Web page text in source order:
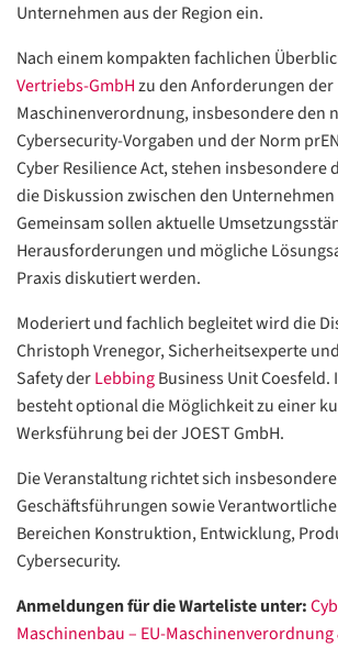
Unternehmen aus der Region ein.
Nach einem kompakten fachlichen
Vertriebs-GmbHzu den Anforderungen der
Maschinenverordnung, insbesondere den
Cybersecurity-Vorgaben und der Norm
Cyber Resilience Act, stehen insbesondere
die Diskussion zwischen den
Gemeinsam sollen aktuelle
Herausforderungen und mögliche
Praxis diskutiert werden.
Moderiert und fachlich begleitet wird die
Christoph Vrenegor, Sicherheitsexperte
Safety derLebbingBusiness Unit Coesfeld.
besteht optional die Möglichkeit zu einer
Werksführung bei der JOEST GmbH.
Die Veranstaltung richtet sich
Geschäftsführungen sowie
Bereichen Konstruktion, Entwicklung,
Cybersecurity.
Anmeldungen für die Warteliste unter:
Maschinenbau – EU-Maschinenverordnung